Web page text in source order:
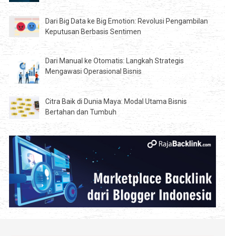
Dari Big Data ke Big Emotion: Revolusi Pengambilan
Keputusan Berbasis Sentimen
Dari Manual ke Otomatis: Langkah Strategis
Mengawasi Operasional Bisnis
Citra Baik di Dunia Maya: Modal Utama Bisnis
Bertahan dan Tumbuh